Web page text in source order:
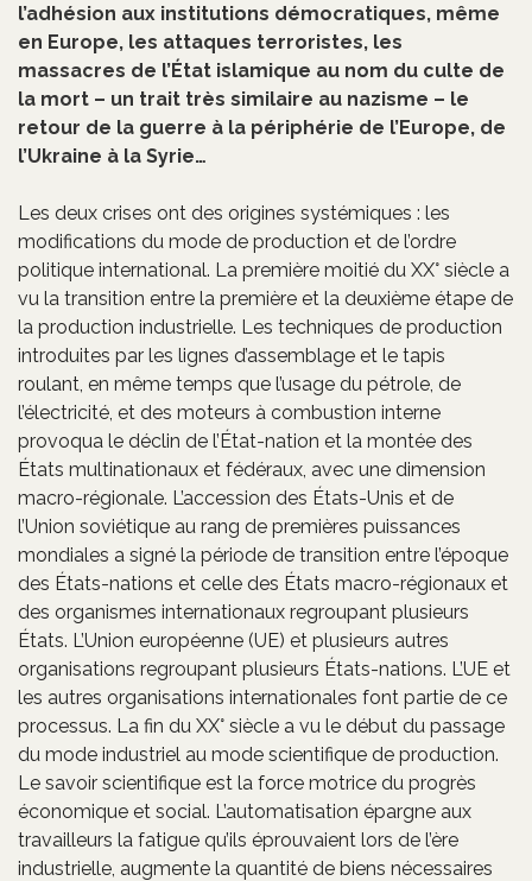
l’adhésion aux institutions démocratiques, même
en Europe, les attaques terroristes, les
massacres de l’État islamique au nom du culte de
la mort – un trait très similaire au nazisme – le
retour de la guerre à la périphérie de l’Europe, de
l’Ukraine à la Syrie…
Les deux crises ont des origines systémiques : les
modifications du mode de production et de l’ordre
politique international. La première moitié du XX° siècle a
vu la transition entre la première et la deuxième étape de
la production industrielle. Les techniques de production
introduites par les lignes d’assemblage et le tapis
roulant, en même temps que l’usage du pétrole, de
l’électricité, et des moteurs à combustion interne
provoqua le déclin de l’État-nation et la montée des
États multinationaux et fédéraux, avec une dimension
macro-régionale. L’accession des États-Unis et de
l’Union soviétique au rang de premières puissances
mondiales a signé la période de transition entre l’époque
des États-nations et celle des États macro-régionaux et
des organismes internationaux regroupant plusieurs
États. L’Union européenne (UE) et plusieurs autres
organisations regroupant plusieurs États-nations. L’UE et
les autres organisations internationales font partie de ce
processus. La fin du XX° siècle a vu le début du passage
du mode industriel au mode scientifique de production.
Le savoir scientifique est la force motrice du progrès
économique et social. L’automatisation épargne aux
travailleurs la fatigue qu’ils éprouvaient lors de l’ère
industrielle, augmente la quantité de biens nécessaires